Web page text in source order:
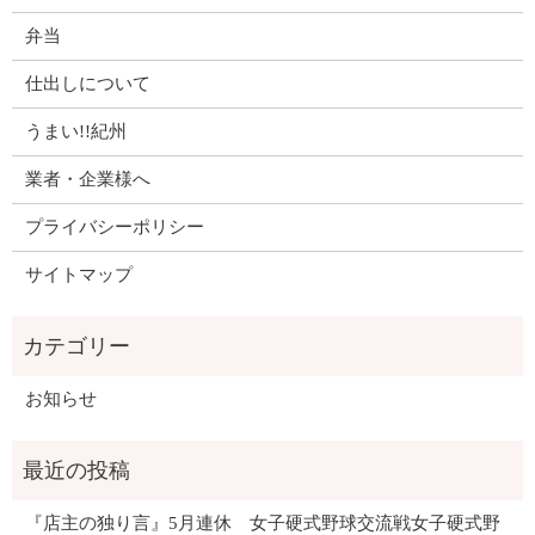
弁当
仕出しについて
うまい!!紀州
業者・企業様へ
プライバシーポリシー
サイトマップ
お知らせ
『店主の独り言』5月連休 女子硬式野球交流戦女子硬式野